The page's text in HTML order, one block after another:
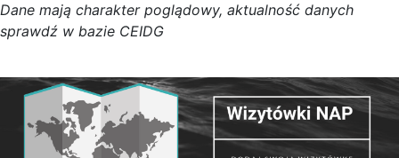
Dane mają charakter poglądowy, aktualność danych
sprawdź w bazie CEIDG